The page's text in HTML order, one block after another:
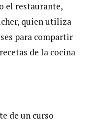
el restaurante,
quien utiliza
para compartir
de la cocina
de un curso